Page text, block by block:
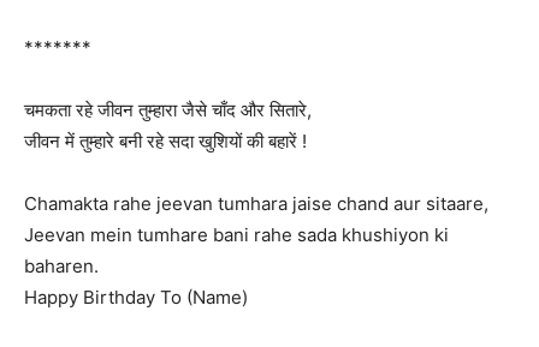
*******
चमकता रहे जीवन तुम्हारा जैसे चाँद और सितारे,
जीवन में तुम्हारे बनी रहे सदा खुशियों की बहारें !
Chamakta rahe jeevan tumhara jaise chand aur sitaare,
Jeevan mein tumhare bani rahe sada khushiyon ki
baharen.
Happy Birthday To (Name)